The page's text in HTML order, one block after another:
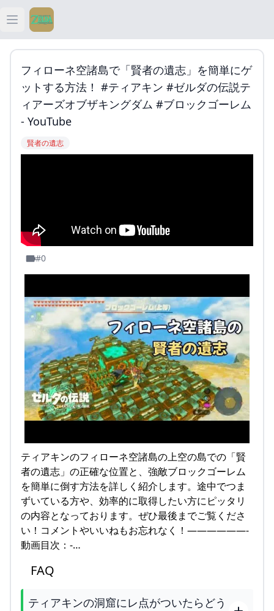
Open main menu
ティアキン
ティアキン 祠
ティアキン 武器
フィローネ空諸島で「賢者の遺志」を簡単にゲ
ットする方法！ #ティアキン #ゼルダの伝説テ
ィアーズオブザキングダム #ブロックゴーレム
- YouTube
賢者の遺志
#0
ティアキンのフィローネ空諸島の上空の島での「賢
者の遺志」の正確な位置と、強敵ブロックゴーレム
を簡単に倒す方法を詳しく紹介します。途中でつま
ずいている方や、効率的に取得したい方にピッタリ
の内容となっております。ぜひ最後までご覧くださ
い！コメントやいいねもお忘れなく！——————-
動画目次：-…
FAQ
ティアキンの洞窟にレ点がついたらどう